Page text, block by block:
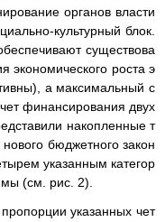
органов власти
культурный блок.
существова
экономического роста э
а максимальный с
финансирования двух
накопленные т
бюджетного закон
указанным категор
(см. рис. 2).
указанных чет